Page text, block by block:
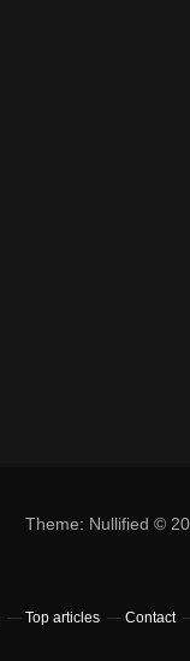
Theme: Nullified ©
Top articles Contact